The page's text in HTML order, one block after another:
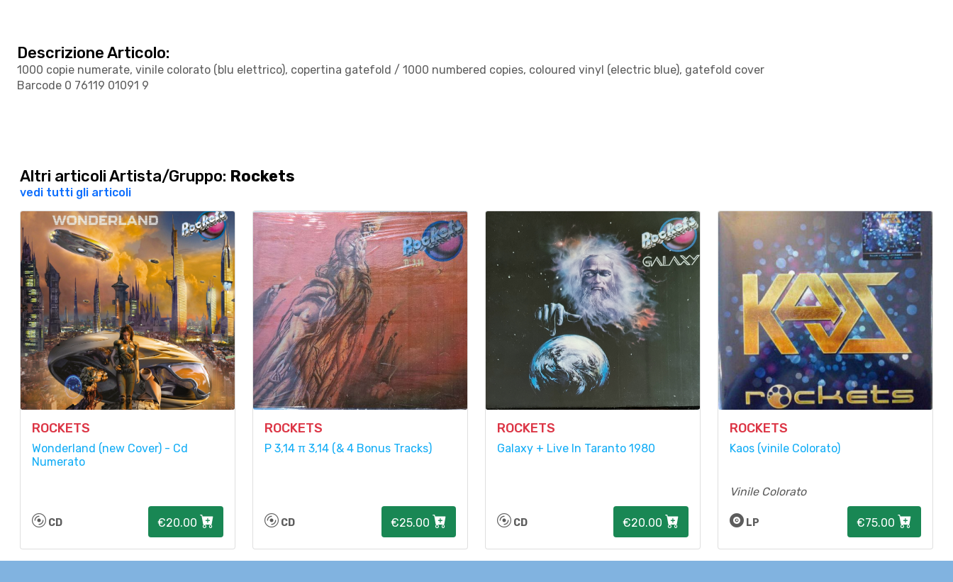
Descrizione Articolo:
1000 copie numerate, vinile colorato (blu elettrico), copertina gatefold / 1000 numbered copies, coloured vinyl (electric blue), gatefold cover
Barcode 0 76119 01091 9
Altri articoli Artista/Gruppo: Rockets
vedi tutti gli articoli
ROCKETS
Wonderland (new Cover) - Cd
Numerato
CD €20.00
ROCKETS
P 3,14 π 3,14 (& 4 Bonus Tracks)
CD €25.00
ROCKETS
Galaxy + Live In Taranto 1980
CD €20.00
ROCKETS
Kaos (vinile Colorato)
Vinile Colorato
LP €75.00